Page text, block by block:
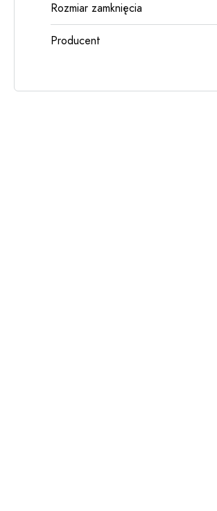
Rozmiar zamknięcia
Producent